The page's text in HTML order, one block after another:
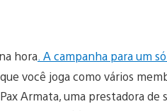
hora. A campanha para um
você joga como vários
Armata, uma prestadora de